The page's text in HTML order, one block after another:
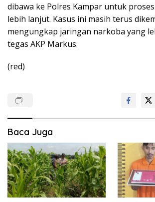
dibawa ke Polres Kampar untuk
lebih lanjut. Kasus ini masih terus
mengungkap jaringan narkoba yang
tegas AKP Markus.
(red)
Baca Juga